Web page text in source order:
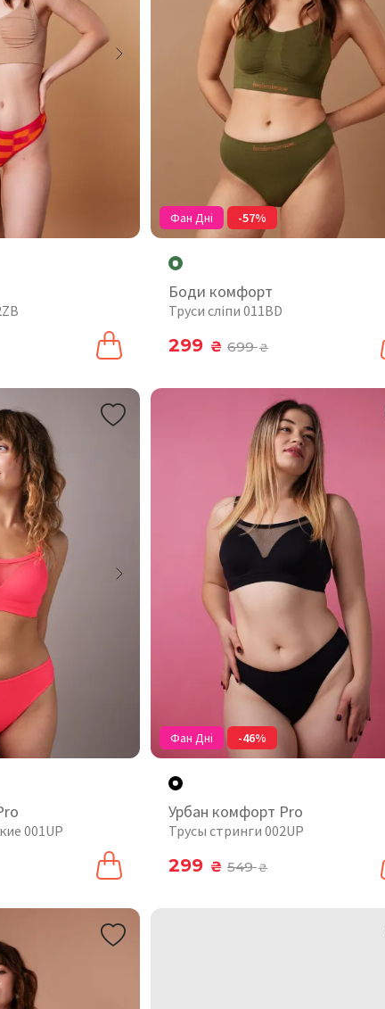
Фан Дні -57%
Боди комфорт
Труси сліпи 011BD
299 ₴ 699₴
001UP
Фан Дні -46%
Урбан комфорт Pro
Трусы стринги 002UP
299 ₴ 549₴